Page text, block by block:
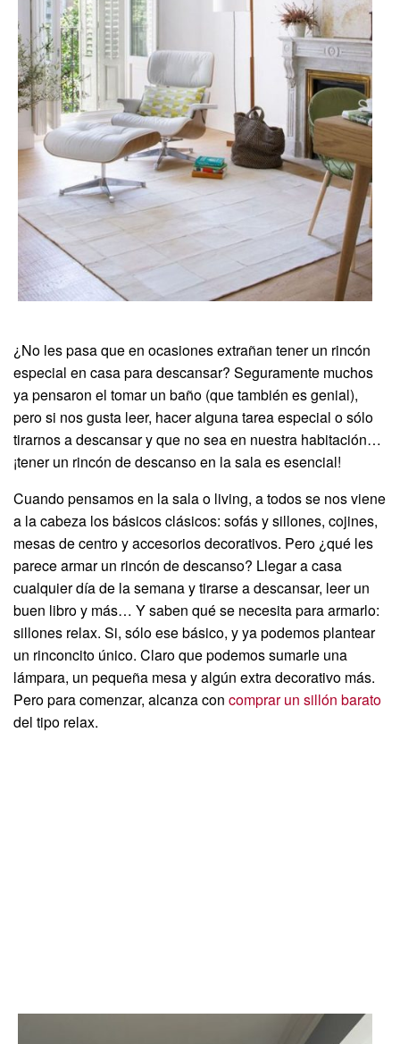
¿No les pasa que en ocasiones extrañan tener un rincón
especial en casa para descansar? Seguramente muchos
ya pensaron el tomar un baño (que también es genial),
pero si nos gusta leer, hacer alguna tarea especial o sólo
tirarnos a descansar y que no sea en nuestra habitación…
¡tener un rincón de descanso en la sala es esencial!
Cuando pensamos en la sala o living, a todos se nos viene
a la cabeza los básicos clásicos: sofás y sillones, cojines,
mesas de centro y accesorios decorativos. Pero ¿qué les
parece armar un rincón de descanso? Llegar a casa
cualquier día de la semana y tirarse a descansar, leer un
buen libro y más… Y saben qué se necesita para armarlo:
sillones relax. Si, sólo ese básico, y ya podemos plantear
un rinconcito único. Claro que podemos sumarle una
lámpara, un pequeña mesa y algún extra decorativo más.
Pero para comenzar, alcanza con comprar un sillón barato
del tipo relax.